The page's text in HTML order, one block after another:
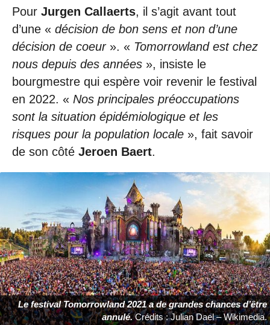
Pour Jurgen Callaerts, il s’agit avant tout
d’une « décision de bon sens et non d’une
décision de coeur». « Tomorrowland est chez
nous depuis des années », insiste le
bourgmestre qui espère voir revenir le festival
en 2022. « Nos principales préoccupations
sont la situation épidémiologique et les
risques pour la population locale », fait savoir
de son côté Jeroen Baert.
Le festival Tomorrowland 2021 a de grandes chances d’être
annulé.Crédits : Julian Dael – Wikimedia.